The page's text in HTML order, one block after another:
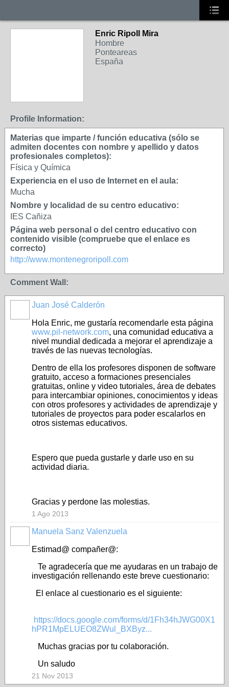
Enric Ripoll Mira
Hombre
Ponteareas
España
Profile Information:
Materias que imparte / función educativa (sólo se
admiten docentes con nombre y apellido y datos
profesionales completos):
Física y Química
Experiencia en el uso de Internet en el aula:
Mucha
Nombre y localidad de su centro educativo:
IES Cañiza
Página web personal o del centro educativo con
contenido visible (compruebe que el enlace es
correcto)
http://www.montenegroripoll.com
Comment Wall:
Juan José Calderón
Hola Enric, me gustaría recomendarle esta página
www.pil-network.com, una comunidad educativa a
nivel mundial dedicada a mejorar el aprendizaje a
través de las nuevas tecnologías.
Dentro de ella los profesores disponen de software
gratuito, acceso a formaciones presenciales
gratuitas, online y video tutoriales, área de debates
para intercambiar opiniones, conocimientos y ideas
con otros profesores y actividades de aprendizaje y
tutoriales de proyectos para poder escalarlos en
otros sistemas educativos.
Espero que pueda gustarle y darle uso en su
actividad diaria.
Gracias y perdone las molestias.
1 Ago 2013
Manuela Sanz Valenzuela
Estimad@ compañer@:
Te agradecería que me ayudaras en un trabajo de
investigación rellenando este breve cuestionario:
El enlace al cuestionario es el siguiente:
https://docs.google.com/forms/d/1Fh34hJWG00X1
hPR1MpELUEO8ZWul_BXByz...
Muchas gracias por tu colaboración.
Un saludo
21 Nov 2013